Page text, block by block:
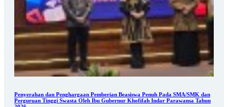
Penyerahan dan Penghargaan Pemberian Beasiswa Penuh Pada SMA/SMK dan
Perguruan Tinggi Swasta Oleh Ibu Gubernur Khofifah Indar Parawansa Tahun